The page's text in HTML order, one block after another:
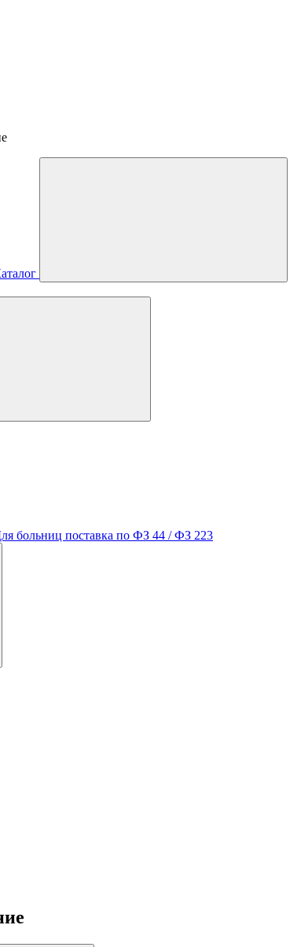
больниц поставка по ФЗ 44 / ФЗ 223